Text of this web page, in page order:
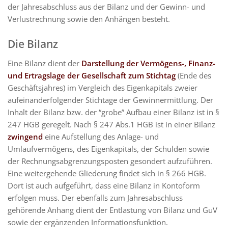
der Jahresabschluss aus der Bilanz und der Gewinn- und
Verlustrechnung sowie den Anhängen besteht.
Die Bilanz
Eine Bilanz dient der Darstellung der Vermögens-, Finanz-
und Ertragslage der Gesellschaft zum Stichtag (Ende des
Geschäftsjahres) im Vergleich des Eigenkapitals zweier
aufeinanderfolgender Stichtage der Gewinnermittlung. Der
Inhalt der Bilanz bzw. der “grobe” Aufbau einer Bilanz ist in §
247 HGB geregelt. Nach § 247 Abs.1 HGB ist in einer Bilanz
zwingend eine Aufstellung des Anlage- und
Umlaufvermögens, des Eigenkapitals, der Schulden sowie
der Rechnungsabgrenzungsposten gesondert aufzuführen.
Eine weitergehende Gliederung findet sich in § 266 HGB.
Dort ist auch aufgeführt, dass eine Bilanz in Kontoform
erfolgen muss. Der ebenfalls zum Jahresabschluss
gehörende Anhang dient der Entlastung von Bilanz und GuV
sowie der ergänzenden Informationsfunktion.